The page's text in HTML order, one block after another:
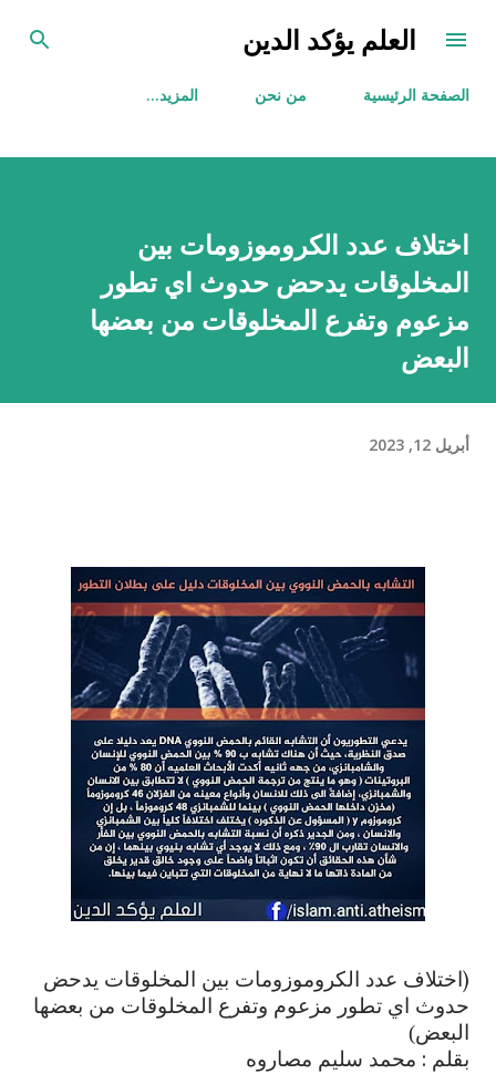
التخطي إلى المحتوى الرئيسي
العلم يؤكد الدين
الصفحة الرئيسية من نحن ‏المزيد…
اختلاف عدد الكروموزومات بين
المخلوقات يدحض حدوث اي تطور
مزعوم وتفرع المخلوقات من بعضها
البعض
أبريل 12, 2023
(اختلاف عدد الكروموزومات بين المخلوقات يدحض
حدوث اي تطور مزعوم وتفرع المخلوقات من بعضها
البعض)
بقلم : محمد سليم مصاروه